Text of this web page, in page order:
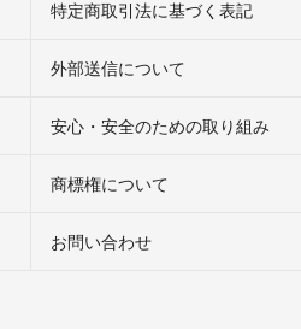
特定商取引法に基づく表記
外部送信について
安心・安全のための取り組み
商標権について
お問い合わせ